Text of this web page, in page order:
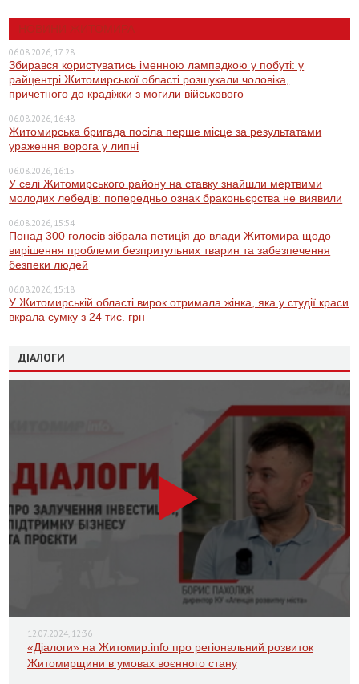
НОВИНИ ЖИТОМИРА
06.08.2026, 17:28
Збирався користуватись іменною лампадкою у побуті: у
райцентрі Житомирської області розшукали чоловіка,
причетного до крадіжки з могили військового
06.08.2026, 16:48
Житомирська бригада посіла перше місце за результатами
ураження ворога у липні
06.08.2026, 16:15
У селі Житомирського району на ставку знайшли мертвими
молодих лебедів: попередньо ознак браконьєрства не виявили
06.08.2026, 15:54
Понад 300 голосів зібрала петиція до влади Житомира щодо
вирішення проблеми безпритульних тварин та забезпечення
безпеки людей
06.08.2026, 15:18
У Житомирській області вирок отримала жінка, яка у студії краси
вкрала сумку з 24 тис. грн
ДІАЛОГИ
12.07.2024, 12:36
«Діалоги» на Житомир.info про регіональний розвиток
Житомирщини в умовах воєнного стану